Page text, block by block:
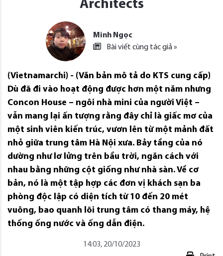
Architects
Minh Ngọc
Bài viết cùng tác giả »
(Vietnamarchi) - (Văn bản mô tả do KTS cung cấp)
Dù đã đi vào hoạt động được hơn một năm nhưng
Concon House – ngôi nhà mini của người Việt –
vẫn mang lại ấn tượng rằng đây chỉ là giấc mơ của
một sinh viên kiến ​​trúc, vươn lên từ một mảnh đất
nhỏ giữa trung tâm Hà Nội xưa. Bảy tầng của nó
dường như lơ lửng trên bầu trời, ngăn cách với
nhau bằng những cột giống như nhà sàn. Về cơ
bản, nó là một tập hợp các đơn vị khách sạn ba
phòng độc lập có diện tích từ 10 đến 20 mét
vuông, bao quanh lõi trung tâm có thang máy, hệ
thống ống nước và ống dẫn điện.
14:03, 20/10/2023